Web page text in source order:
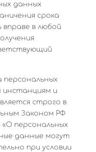
данных
срока
вправе в любой
персональных
инстанциям и
строго в
Законом РФ
«О персональных
данные могут
при условии